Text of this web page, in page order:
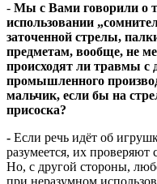
- Мы с Вами говорили о
использовании
заточенной стрелы,
предметам, вообще, не
происходят ли травмы с
промышленного
мальчик, если бы на
присоска?
- Если речь идёт об
разумеется, их проверяют
Но, с другой стороны,